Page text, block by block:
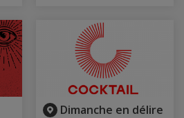
Dimanche en délire